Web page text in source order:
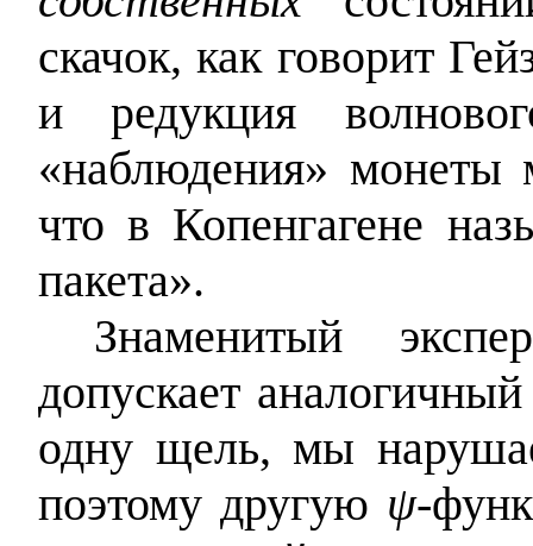
скачок, как говорит
и редукция
«наблюдения»
что в Копенгагене
пакета».
Знаменитый
допускает
одну щель, мы
поэтому другую ψ‑